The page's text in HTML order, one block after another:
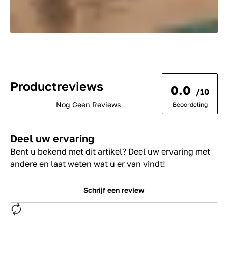
Productreviews
Nog Geen Reviews
0.0 /10
Beoordeling
Deel uw ervaring
Bent u bekend met dit artikel? Deel uw ervaring met
andere en laat weten wat u er van vindt!
Schrijf een review